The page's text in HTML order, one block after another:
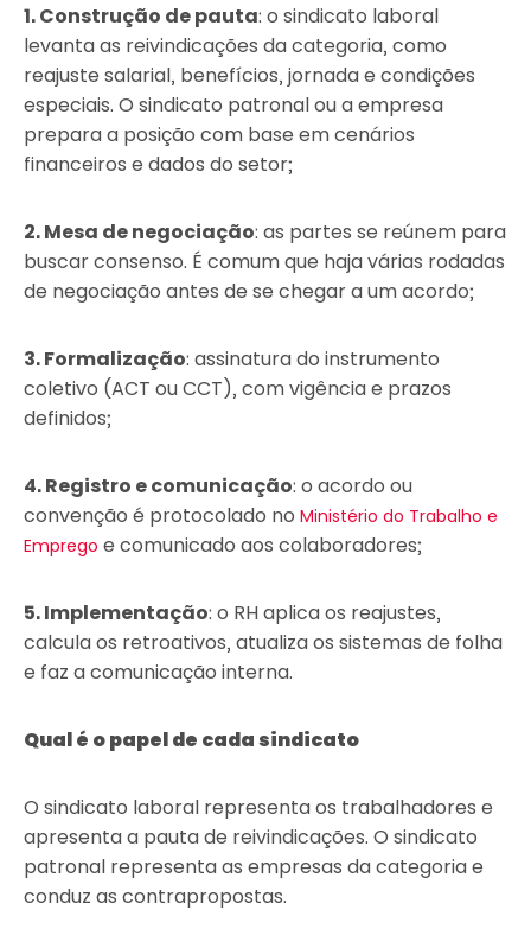
1. Construção de pauta: o sindicato laboral
levanta as reivindicações da categoria, como
reajuste salarial, benefícios, jornada e condições
especiais. O sindicato patronal ou a empresa
prepara a posição com base em cenários
financeiros e dados do setor;
2. Mesa de negociação: as partes se reúnem para
buscar consenso. É comum que haja várias rodadas
de negociação antes de se chegar a um acordo;
3. Formalização: assinatura do instrumento
coletivo (ACT ou CCT), com vigência e prazos
definidos;
4. Registro e comunicação: o acordo ou
convenção é protocolado no Ministério do Trabalho e
Emprego e comunicado aos colaboradores;
5. Implementação: o RH aplica os reajustes,
calcula os retroativos, atualiza os sistemas de folha
e faz a comunicação interna.
Qual é o papel de cada sindicato
O sindicato laboral representa os trabalhadores e
apresenta a pauta de reivindicações. O sindicato
patronal representa as empresas da categoria e
conduz as contrapropostas.